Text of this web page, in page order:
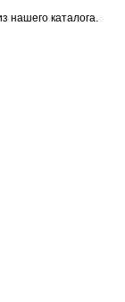
нашего каталога.